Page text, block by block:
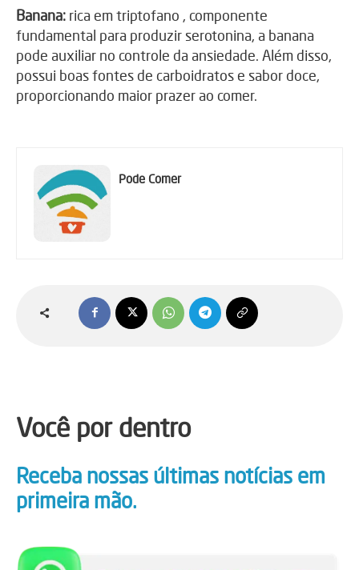
Banana: rica em triptofano , componente
fundamental para produzir serotonina, a banana
pode auxiliar no controle da ansiedade. Além disso,
possui boas fontes de carboidratos e sabor doce,
proporcionando maior prazer ao comer.
Pode Comer
Você por dentro
Receba nossas últimas notícias em
primeira mão.